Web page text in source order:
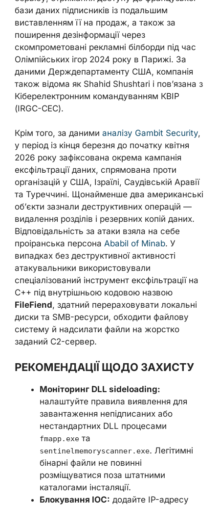
бази даних підписників із подальшим
виставленням її на продаж, а також за
поширення дезінформації через
скомпрометовані рекламні білборди під час
Олімпійських ігор 2024 року в Парижі. За
даними Держдепартаменту США, компанія
також відома як Shahid Shushtari і пов’язана з
Кіберелектронним командуванням КВІР
(IRGC-CEC).
Крім того, за даними аналізу Gambit Security,
у період із кінця березня до початку квітня
2026 року зафіксована окрема кампанія
ексфільтрації даних, спрямована проти
організацій у США, Ізраїлі, Саудівській Аравії
та Туреччині. Щонайменше два американські
об’єкти зазнали деструктивних операцій —
видалення розділів і резервних копій даних.
Відповідальність за атаки взяла на себе
проіранська персона Ababil of Minab. У
випадках без деструктивної активності
атакувальники використовували
спеціалізований інструмент ексфільтрації на
C++ під внутрішньою кодовою назвою
FileFiend, здатний перераховувати локальні
диски та SMB-ресурси, обходити файлову
систему й надсилати файли на жорстко
заданий C2-сервер.
РЕКОМЕНДАЦІЇ ЩОДО ЗАХИСТУ
Моніторинг DLL sideloading:
налаштуйте правила виявлення для
завантаження непідписаних або
нестандартних DLL процесами
fmapp.exe та
sentinelmemoryscanner.exe. Легітимні
бінарні файли не повинні
розміщуватися поза штатними
каталогами інсталяції.
Блокування IOC: додайте IP-адресу